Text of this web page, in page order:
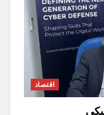
اقتصاد